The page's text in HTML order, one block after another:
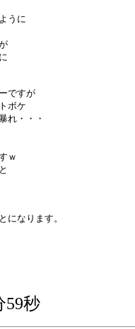
うに
ですが
ボケ
れ・・・
ｗ
になります。
59秒